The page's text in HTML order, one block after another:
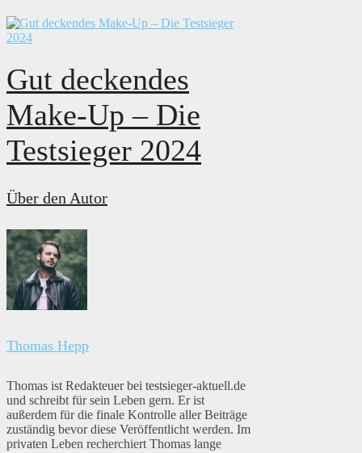
Gut deckendes
Make-Up – Die
Testsieger 2024
Über den Autor
Thomas Hepp
Thomas ist Redakteuer bei testsieger-aktuell.de
und schreibt für sein Leben gern. Er ist
außerdem für die finale Kontrolle aller Beiträge
zuständig bevor diese Veröffentlicht werden. Im
privaten Leben recherchiert Thomas lange